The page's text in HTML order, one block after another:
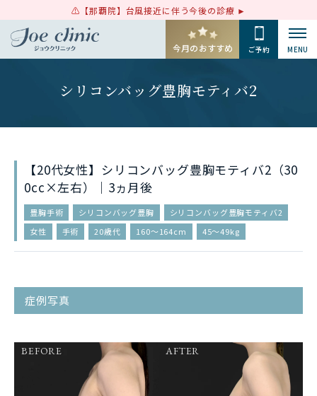
【那覇院】台風接近に伴う今後の診療
今月のおすすめ ご予約 MENU
シリコンバッグ豊胸モティバ2
【20代女性】シリコンバッグ豊胸モティバ2（30
0cc×左右）｜3ヵ月後
豊胸手術 シリコンバッグ豊胸
シリコンバッグ豊胸モティバ2
女性
手術 20歳代 160〜164cm 45〜49kg
症例写真
BEFORE AFTER